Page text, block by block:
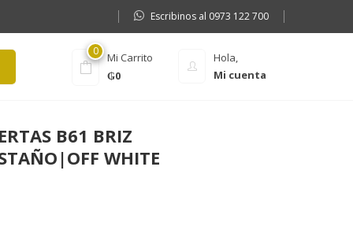
Escribinos al 0973 122 700
Hola,
Mi cuenta
0
Mi Carrito
₲0
B61 BRIZ
WHITE